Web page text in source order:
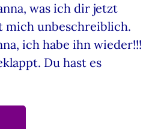
was ich dir jetzt
mich unbeschreiblich.
ich habe ihn wieder!!!
Du hast es